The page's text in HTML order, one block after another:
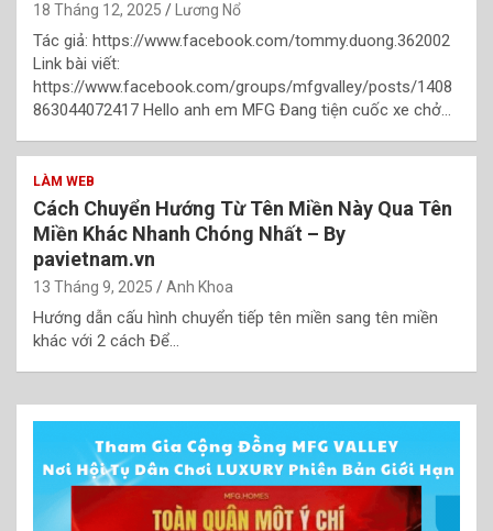
18 Tháng 12, 2025 Lương Nổ
Tác giả: https://www.facebook.com/tommy.duong.362002
Link bài viết:
https://www.facebook.com/groups/mfgvalley/posts/1408
863044072417 Hello anh em MFG Đang tiện cuốc xe chở…
LÀM WEB
Cách Chuyển Hướng Từ Tên Miền Này Qua Tên
Miền Khác Nhanh Chóng Nhất – By
pavietnam.vn
13 Tháng 9, 2025 Anh Khoa
Hướng dẫn cấu hình chuyển tiếp tên miền sang tên miền
khác với 2 cách Để…